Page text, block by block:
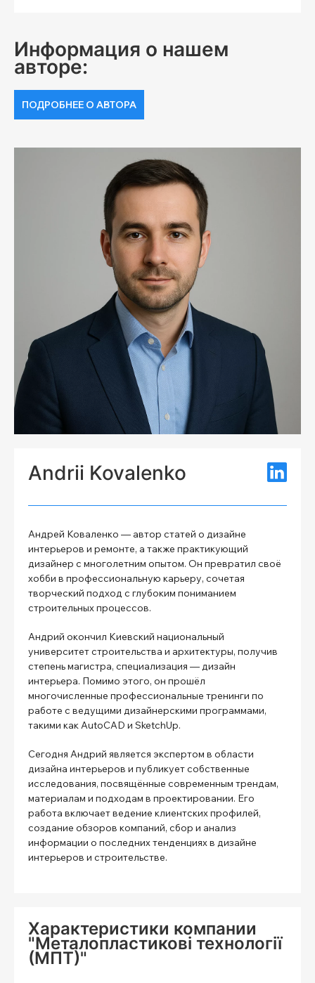
Информация о нашем
авторе:
ПОДРОБНЕЕ О АВТОРА
Andrii Kovalenko
Андрей Коваленко — автор статей о дизайне
интерьеров и ремонте, а также практикующий
дизайнер с многолетним опытом. Он превратил своё
хобби в профессиональную карьеру, сочетая
творческий подход с глубоким пониманием
строительных процессов.
Андрий окончил Киевский национальный
университет строительства и архитектуры, получив
степень магистра, специализация — дизайн
интерьера. Помимо этого, он прошёл
многочисленные профессиональные тренинги по
работе с ведущими дизайнерскими программами,
такими как AutoCAD и SketchUp.
Сегодня Андрий является экспертом в области
дизайна интерьеров и публикует собственные
исследования, посвящённые современным трендам,
материалам и подходам в проектировании. Его
работа включает ведение клиентских профилей,
создание обзоров компаний, сбор и анализ
информации о последних тенденциях в дизайне
интерьеров и строительстве.
Характеристики компании
"Металопластикові технології
(МПТ)"